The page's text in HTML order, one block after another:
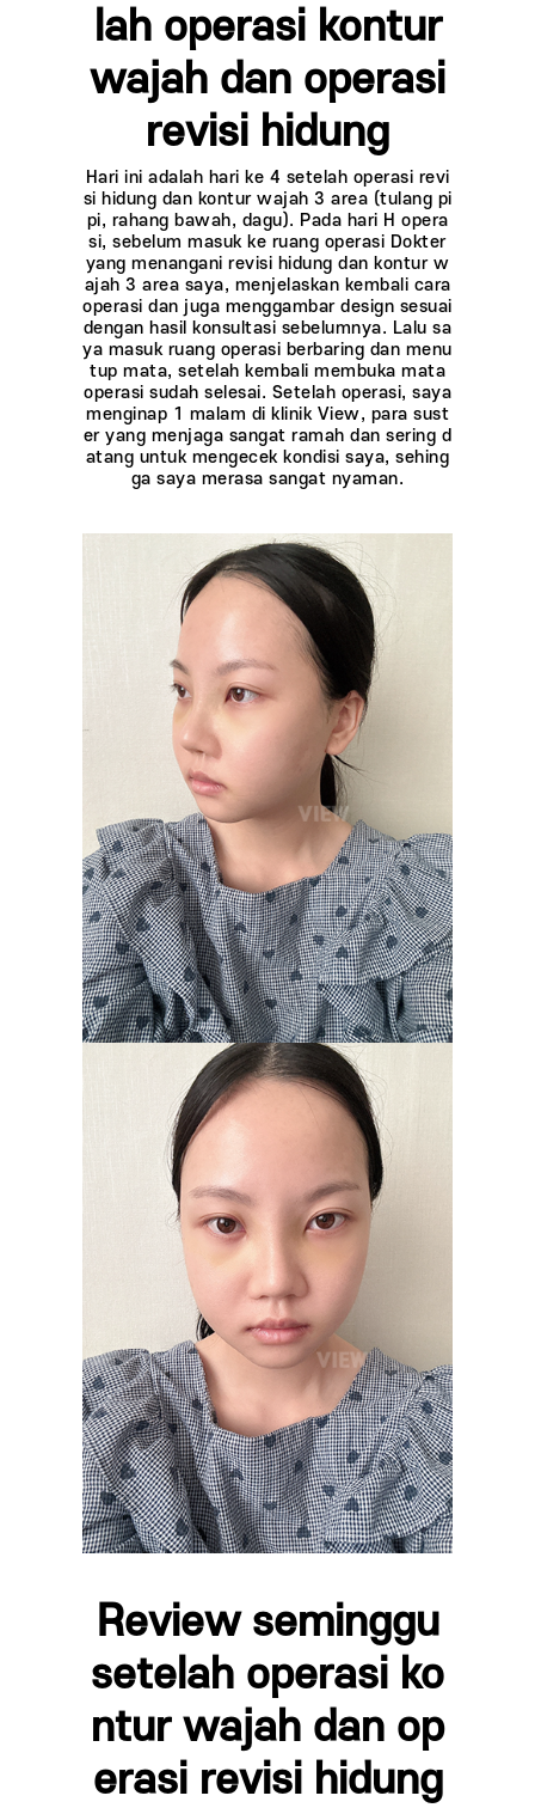
lah operasi kontur
wajah dan operasi
revisi hidung
Hari ini adalah hari ke 4 setelah operasi revi
si hidung dan kontur wajah 3 area (tulang pi
pi, rahang bawah, dagu). Pada hari H opera
si, sebelum masuk ke ruang operasi Dokter
yang menangani revisi hidung dan kontur w
ajah 3 area saya, menjelaskan kembali cara
operasi dan juga menggambar design sesuai
dengan hasil konsultasi sebelumnya. Lalu sa
ya masuk ruang operasi berbaring dan menu
tup mata, setelah kembali membuka mata
operasi sudah selesai. Setelah operasi, saya
menginap 1 malam di klinik View, para sust
er yang menjaga sangat ramah dan sering d
atang untuk mengecek kondisi saya, sehing
ga saya merasa sangat nyaman.
Review seminggu
setelah operasi ko
ntur wajah dan op
erasi revisi hidung